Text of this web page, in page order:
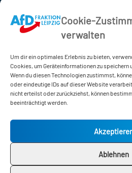
Cookie-
verwalten
Um dir ein optimales Erlebnis zu bieten,
Cookies, um Geräteinformationen zu speichern
Wenn du diesen Technologien zustimmst,
oder eindeutige IDs auf dieser Website
nicht erteilst oder zurückziehst, können
beeinträchtigt werden.
Ablehnen
Neues
04109
Zimmer
0341 /
0341 /
afd-